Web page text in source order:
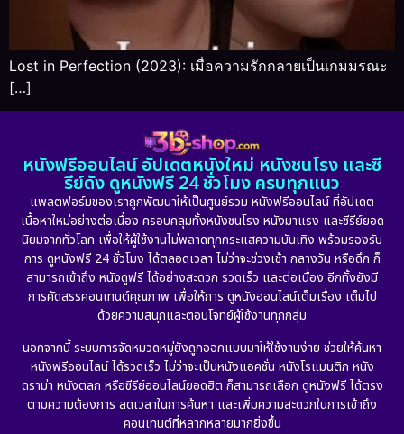
Lost in Perfection (2023): เมื่อความรักกลายเป็นเกมมรณะ
[…]
หนังฟรีออนไลน์ อัปเดตหนังใหม่ หนังชนโรง และซี
รีย์ดัง ดูหนังฟรี 24 ชั่วโมง ครบทุกแนว
แพลตฟอร์มของเราถูกพัฒนาให้เป็นศูนย์รวม หนังฟรีออนไลน์ ที่อัปเดต
เนื้อหาใหม่อย่างต่อเนื่อง ครอบคลุมทั้งหนังชนโรง หนังมาแรง และซีรีย์ยอด
นิยมจากทั่วโลก เพื่อให้ผู้ใช้งานไม่พลาดทุกกระแสความบันเทิง พร้อมรองรับ
การ ดูหนังฟรี 24 ชั่วโมง ได้ตลอดเวลา ไม่ว่าจะช่วงเช้า กลางวัน หรือดึก ก็
สามารถเข้าถึง หนังดูฟรี ได้อย่างสะดวก รวดเร็ว และต่อเนื่อง อีกทั้งยังมี
การคัดสรรคอนเทนต์คุณภาพ เพื่อให้การ ดูหนังออนไลน์เต็มเรื่อง เต็มไป
ด้วยความสนุกและตอบโจทย์ผู้ใช้งานทุกกลุ่ม
นอกจากนี้ ระบบการจัดหมวดหมู่ยังถูกออกแบบมาให้ใช้งานง่าย ช่วยให้ค้นหา
หนังฟรีออนไลน์ ได้รวดเร็ว ไม่ว่าจะเป็นหนังแอคชั่น หนังโรแมนติก หนัง
ดราม่า หนังตลก หรือซีรีย์ออนไลน์ยอดฮิต ก็สามารถเลือก ดูหนังฟรี ได้ตรง
ตามความต้องการ ลดเวลาในการค้นหา และเพิ่มความสะดวกในการเข้าถึง
คอนเทนต์ที่หลากหลายมากยิ่งขึ้น